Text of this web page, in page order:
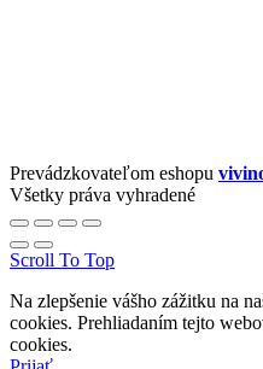
Prevádzkovateľom eshopu
Všetky práva vyhradené
Scroll To Top
Na zlepšenie vášho zážitku na
cookies. Prehliadaním tejto
cookies.